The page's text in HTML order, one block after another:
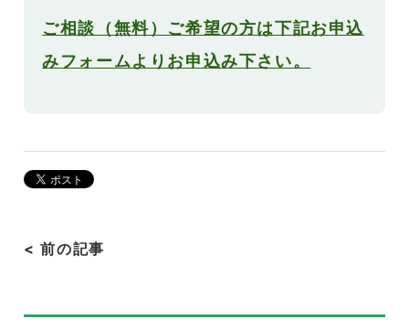
ご相談（無料）ご希望の方は下記お申込
みフォームよりお申込み下さい。
< 前の記事